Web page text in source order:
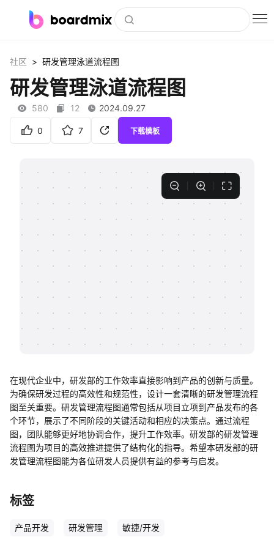
社区资源
下载
私有化部署
知识分享社区
社区 > 研发管理泳道流程图
研发管理泳道流程图
580 12 2024.09.27
0 7 下载模板
在现代企业中，研发部的工作效率直接影响到产品的创新与质量。
为确保研发过程的高效性和规范性，设计一套清晰的研发管理流程
图至关重要。研发管理流程图通常包括从项目立项到产品发布的各
个环节，展示了不同阶段的关键活动和相应的决策点。通过流程
图，团队能够更好地协调合作，提升工作效率。研发部的研发管理
流程图为项目的高效推进提供了结构化的指导。希望本研发部的研
发管理流程图能为各位研发人员提供有益的参考与启发。
标签
产品开发 研发管理 敏捷/开发